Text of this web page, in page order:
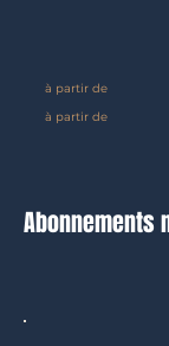
à partir de
à partir de
Abonnements